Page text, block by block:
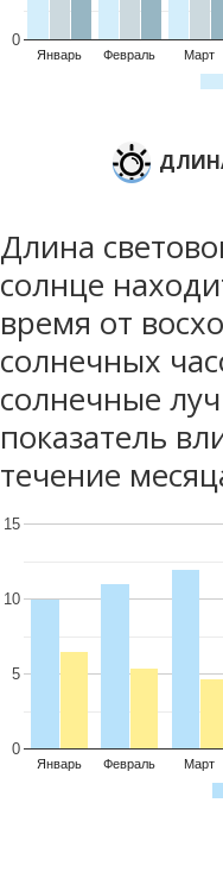
Январь Февраль Март
0
Длина
солнце
время от
солнечных
солнечные
показатель
течение
Январь Февраль Март
0
5
10
15